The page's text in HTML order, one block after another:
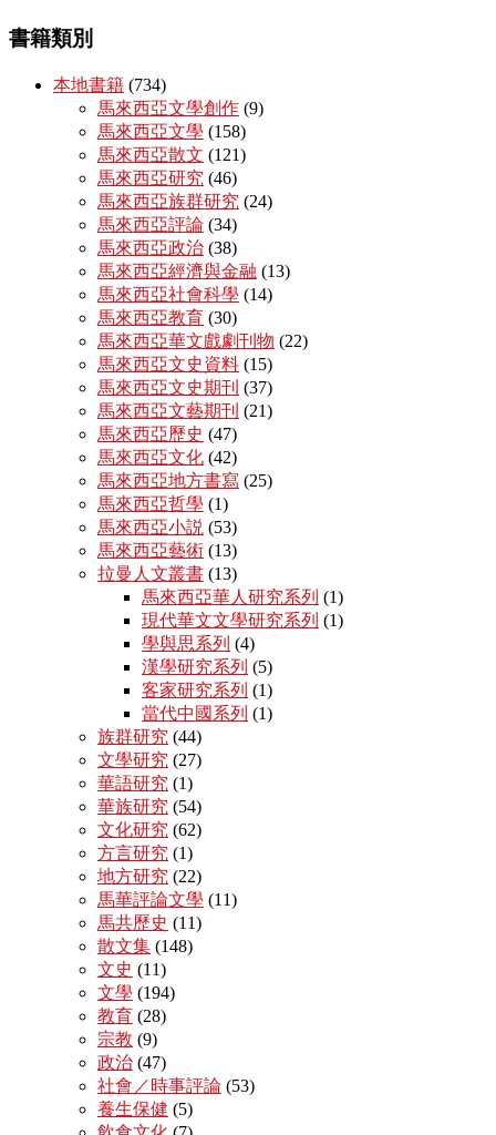
書籍類別
本地書籍 (734)
馬來西亞文學創作 (9)
馬來西亞文學 (158)
馬來西亞散文 (121)
馬來西亞研究 (46)
馬來西亞族群研究 (24)
馬來西亞評論 (34)
馬來西亞政治 (38)
馬來西亞經濟與金融 (13)
馬來西亞社會科學 (14)
馬來西亞教育 (30)
馬來西亞華文戲劇刊物 (22)
馬來西亞文史資料 (15)
馬來西亞文史期刊 (37)
馬來西亞文藝期刊 (21)
馬來西亞歷史 (47)
馬來西亞文化 (42)
馬來西亞地方書寫 (25)
馬來西亞哲學 (1)
馬來西亞小説 (53)
馬來西亞藝術 (13)
拉曼人文叢書 (13)
馬來西亞華人研究系列 (1)
現代華文文學研究系列 (1)
學與思系列 (4)
漢學研究系列 (5)
客家研究系列 (1)
當代中國系列 (1)
族群研究 (44)
文學研究 (27)
華語研究 (1)
華族研究 (54)
文化研究 (62)
方言研究 (1)
地方研究 (22)
馬華評論文學 (11)
馬共歷史 (11)
散文集 (148)
文史 (11)
文學 (194)
教育 (28)
宗教 (9)
政治 (47)
社會／時事評論 (53)
養生保健 (5)